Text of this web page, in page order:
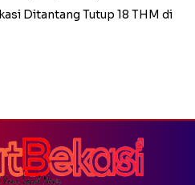
Ditantang Tutup 18 THM di